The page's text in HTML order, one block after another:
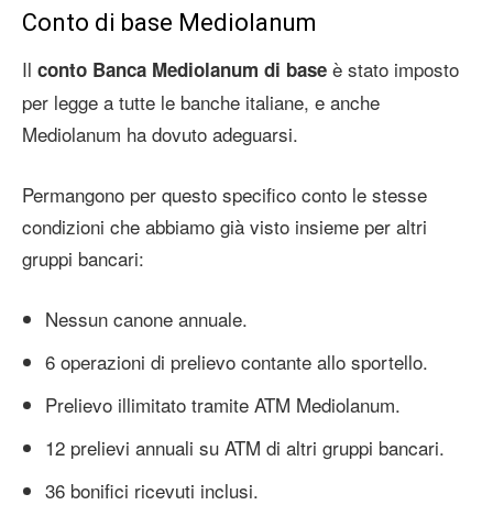
Conto di base Mediolanum
Il conto Banca Mediolanum di base è stato imposto
per legge a tutte le banche italiane, e anche
Mediolanum ha dovuto adeguarsi.
Permangono per questo specifico conto le stesse
condizioni che abbiamo già visto insieme per altri
gruppi bancari:
Nessun canone annuale.
6 operazioni di prelievo contante allo sportello.
Prelievo illimitato tramite ATM Mediolanum.
12 prelievi annuali su ATM di altri gruppi bancari.
36 bonifici ricevuti inclusi.